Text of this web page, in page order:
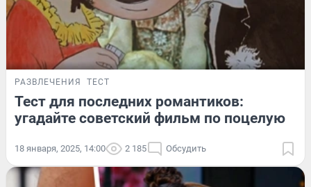
РАЗВЛЕЧЕНИЯ ТЕСТ
Тест для последних романтиков:
угадайте советский фильм по поцелую
18 января, 2025, 14:00 2 185 Обсудить